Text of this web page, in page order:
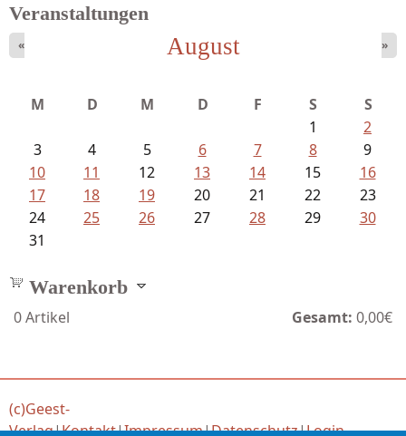
Mayer König, Wolfgang - Dichtungen...
Veranstaltungen
August
« »
M D M D F S
S
1
2
3
4 5 6 7 8
9
10
11 12 13 14 15
16
17
18 19 20 21 22
23
24
25 26 27 28 29
30
31
Warenkorb
0Artikel Gesamt: 0,00€
(c)Geest-
Verlag|Kontakt|Impressum|Datenschutz|Login